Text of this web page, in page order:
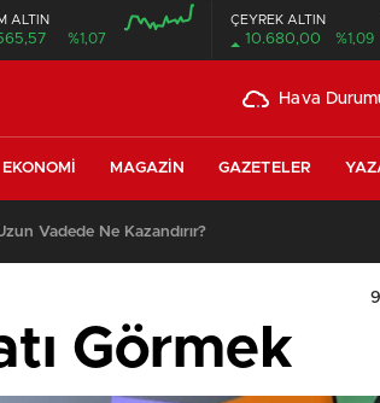
ALTIN
%1,07
ÇEYREK ALTIN
10.680,00 %1,09
Hava
EKONOMI MAGAZIN GAZETELER
Vadede Ne Kazandırır?
Görmek